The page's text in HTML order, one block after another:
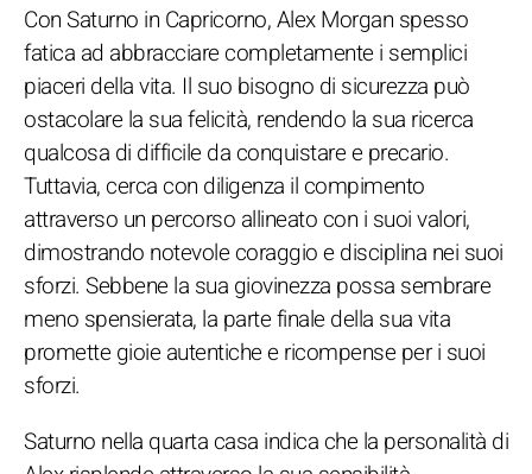
Con Saturno in Capricorno, Alex Morgan spesso
fatica ad abbracciare completamente i semplici
piaceri della vita. Il suo bisogno di sicurezza può
ostacolare la sua felicità, rendendo la sua ricerca
qualcosa di difficile da conquistare e precario.
Tuttavia, cerca con diligenza il compimento
attraverso un percorso allineato con i suoi valori,
dimostrando notevole coraggio e disciplina nei suoi
sforzi. Sebbene la sua giovinezza possa sembrare
meno spensierata, la parte finale della sua vita
promette gioie autentiche e ricompense per i suoi
sforzi.
Saturno nella quarta casa indica che la personalità di